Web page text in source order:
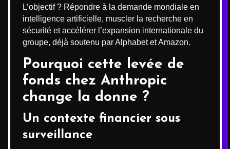
L’objectif ? Répondre à la demande mondiale en
intelligence artificielle, muscler la recherche en
sécurité et accélérer l’expansion internationale du
groupe, déjà soutenu par Alphabet et Amazon.
Pourquoi cette levée de
fonds chez Anthropic
change la donne ?
Un contexte financier sous
surveillance